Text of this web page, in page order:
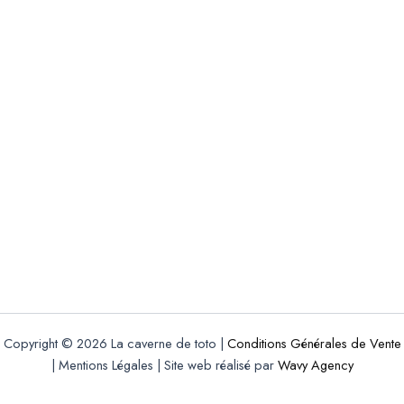
Copyright © 2026 La caverne de toto | Conditions Générales de Vente
| Mentions Légales | Site web réalisé parWavy Agency